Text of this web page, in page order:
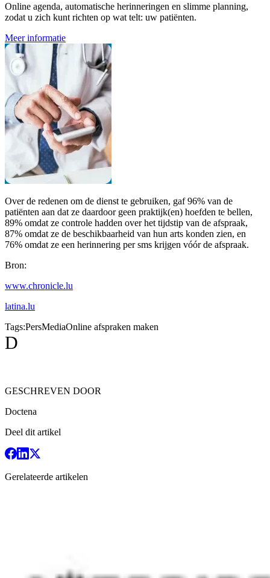
Online agenda, automatische herinneringen en slimme planning,
zodat u zich kunt richten op wat telt: uw patiënten.
Meer informatie
Over de redenen om de dienst te gebruiken, gaf 96% van de
patiënten aan dat ze daardoor geen praktijk(en) hoefden te bellen,
89% omdat ze controle hadden over het tijdstip van de afspraak,
87% omdat ze de beschikbaarheid van hun arts konden zien, en
76% omdat ze een herinnering per sms krijgen vóór de afspraak.
Bron:
www.chronicle.lu
latina.lu
Tags:PersMediaOnline afspraken maken
D
GESCHREVEN DOOR
Doctena
Deel dit artikel
Gerelateerde artikelen